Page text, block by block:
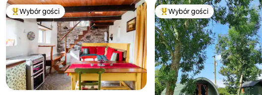
Najpopularniejsze z kategorii Wybór gości
Wybór gości Najpopularniejsze z kategorii
Wybór gości